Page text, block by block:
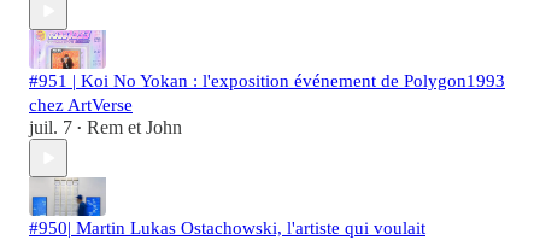
#951 | Koi No Yokan : l'exposition événement de Polygon1993
chez ArtVerse
juil. 7 • Rem et John
#950| Martin Lukas Ostachowski, l'artiste qui voulait